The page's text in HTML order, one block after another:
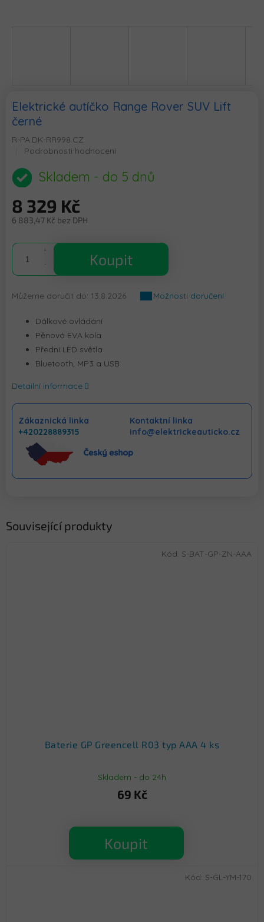
Elektrické autíčko Range Rover SUV Lift
černé
R-PA.DK-RR998.CZ
Průměrné
produktu
je
5
Podrobnosti hodnocení
Skladem - do 5 dnů
8 329 Kč
6 883,47 Kč bez DPH
cena:
Koupit
Můžeme doručit do: 13.8.2026 Možnosti doručení
Dálkové ovládání
Pěnová EVA kola
Přední LED světla
Bluetooth, MP3 a USB
Detailní informace
Zákaznická linka
+420228889315
Kontaktní linka
info@elektrickeauticko.cz
Související produkty
Baterie GP Greencell R03 typ AAA 4 ks
Skladem - do 24h
69 Kč
Koupit
Kód: S-BAT-GP-ZN-AAA
Kód: S-GL-YM-170